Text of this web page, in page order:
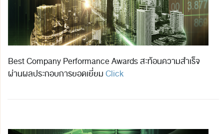
Best Company Performance Awards สะท้อนความสำเร็จ
ผ่านผลประกอบการยอดเยี่ยมClick